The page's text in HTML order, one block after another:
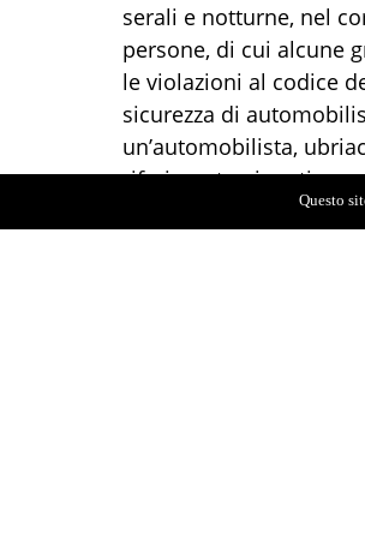
serali e notturne, nel
persone, di cui alcune
le violazioni al codice
sicurezza di
un’automobilista,
riferimento ai reati
due persone perQuesto